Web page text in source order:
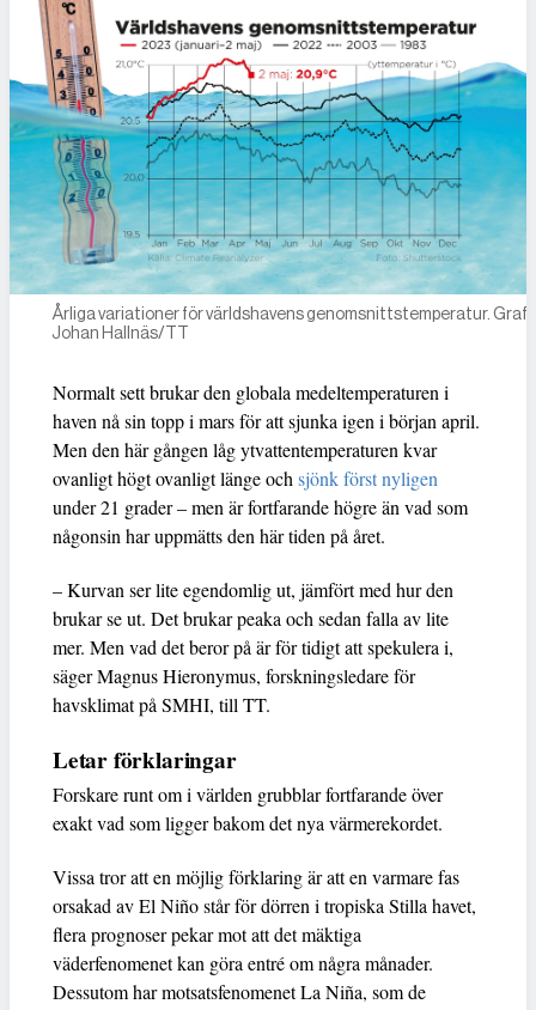
Årliga variationer för världshavens genomsnittstemperatur.
Johan Hallnäs/TT
Normalt sett brukar den globala medeltemperaturen i
haven nå sin topp i mars för att sjunka igen i början april.
Men den här gången låg ytvattentemperaturen kvar
ovanligt högt ovanligt länge ochsjönk först nyligen
under 21 grader – men är fortfarande högre än vad som
någonsin har uppmätts den här tiden på året.
– Kurvan ser lite egendomlig ut, jämfört med hur den
brukar se ut. Det brukar peaka och sedan falla av lite
mer. Men vad det beror på är för tidigt att spekulera i,
säger Magnus Hieronymus, forskningsledare för
havsklimat på SMHI, till TT.
Letar förklaringar
Forskare runt om i världen grubblar fortfarande över
exakt vad som ligger bakom det nya värmerekordet.
Vissa tror att en möjlig förklaring är att en varmare fas
orsakad av El Niño står för dörren i tropiska Stilla havet,
flera prognoser pekar mot att det mäktiga
väderfenomenet kan göra entré om några månader.
Dessutom har motsatsfenomenet La Niña, som de